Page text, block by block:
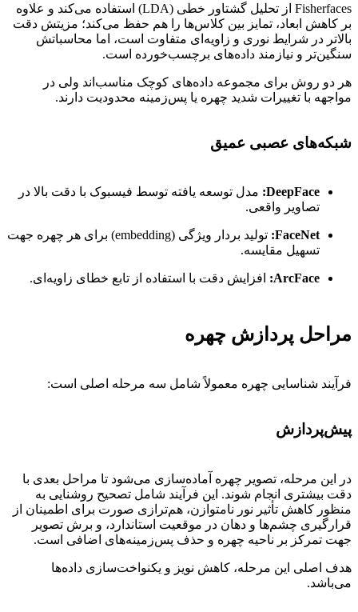
Fisherfaces از تحلیل گشتاور خطی (LDA) استفاده می‌کند و علاوه
بر کاهش ابعاد، تمایز بین کلاس‌ها را هم حفظ می‌کند؛ مزیتش دقت
بالاتر در شرایط نوری و زاویه‌ای متفاوت است، اما محاسباتش
سنگین‌تر و نیازمند داده‌های برچسب‌خورده است.
هر دو روش برای مجموعه داده‌های کوچک مناسب‌اند ولی در
مواجهه با تغییرات شدید چهره یا پس‌زمینه محدودیت دارند.
شبکه‌های عصبی عمیق
DeepFace: مدل توسعه یافته توسط فیسبوک با دقت بالا در
تصاویر واقعی.
FaceNet:
تولید بردار ویژگی (embedding) برای هر چهره جهت
تسهیل مقایسه.
ArcFace: افزایش دقت با استفاده از تابع خطای زاویه‌ای.
مراحل پردازش چهره
فرآیند شناسایی چهره معمولاً شامل سه مرحله اصلی است:
پیش‌پردازش
در این مرحله، تصویر چهره آماده‌سازی می‌شود تا مراحل بعدی با
دقت بیشتری انجام شوند. این فرآیند شامل تصحیح روشنایی به
منظور کاهش تأثیر نور نامتوازن، هم‌ترازی صورت برای اطمینان از
قرارگیری چشم‌ها و دهان در موقعیت استاندارد، و برش تصویر
جهت تمرکز بر ناحیه چهره و حذف پس‌زمینه‌های اضافی است.
هدف اصلی این مرحله، کاهش نویز و یکنواخت‌سازی داده‌ها
می‌باشد.